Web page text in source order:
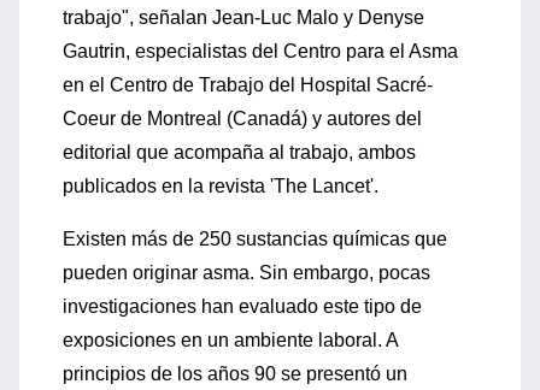
trabajo", señalan Jean-Luc Malo y Denyse
Gautrin, especialistas del Centro para el Asma
en el Centro de Trabajo del Hospital Sacré-
Coeur de Montreal (Canadá) y autores del
editorial que acompaña al trabajo, ambos
publicados en la revista 'The Lancet'.
Existen más de 250 sustancias químicas que
pueden originar asma. Sin embargo, pocas
investigaciones han evaluado este tipo de
exposiciones en un ambiente laboral. A
principios de los años 90 se presentó un